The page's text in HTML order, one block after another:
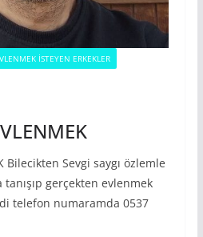
İSTEYEN ERKEKLER
Bilecikten Sevgi saygı özlemle
gerçekten evlenmek
telefon numaramda 0537